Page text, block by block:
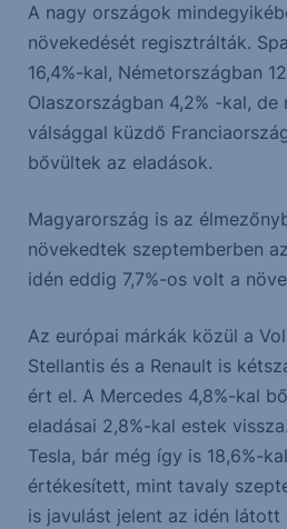
A nagy országok
növekedését regisztrálták.
16,4%-kal, Németországban
Olaszországban 4,2% -kal,
válsággal küzdő
bővültek az eladások.
Magyarország is az
növekedtek szeptemberben
idén eddig 7,7%-os volt a
Az európai márkák közül a
Stellantis és a Renault is
ért el. A Mercedes 4,8%-kal
eladásai 2,8%-kal estek
Tesla, bár még így is 18,6%-
értékesített, mint tavaly
is javulást jelent az idén látott